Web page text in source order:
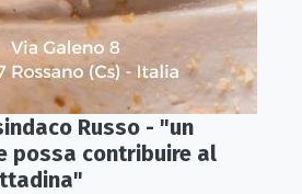
Russo - "un
possa contribuire al